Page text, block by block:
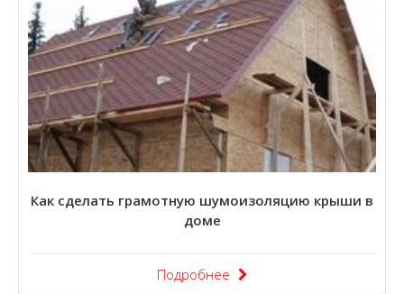
Как сделать грамотную шумоизоляцию крыши в
доме
Подробнее